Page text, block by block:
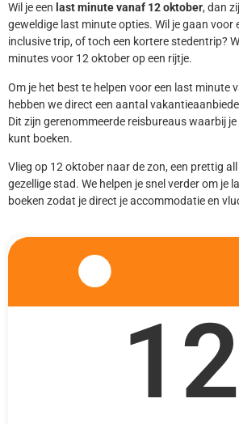
Wil je een last minute vanaf 12 oktober, dan
geweldige last minute opties. Wil je gaan voor
inclusive trip, of toch een kortere stedentrip?
minutes voor 12 oktober op een rijtje.
Om je het best te helpen voor een last minute
hebben we direct een aantal
Dit zijn gerenommeerde reisbureaus waarbij
kunt boeken.
Vlieg op 12 oktober naar de zon, een prettig
gezellige stad. We helpen je snel verder om je
boeken zodat je direct je accommodatie en
12